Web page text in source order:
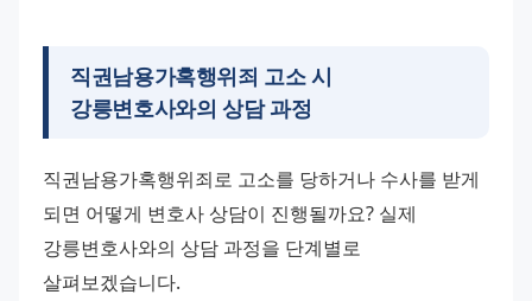
직권남용가혹행위죄 고소 시
강릉변호사와의 상담 과정
직권남용가혹행위죄로 고소를 당하거나 수사를 받게
되면 어떻게 변호사 상담이 진행될까요? 실제
강릉변호사와의 상담 과정을 단계별로
살펴보겠습니다.